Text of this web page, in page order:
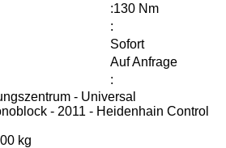
:130 Nm
:
Sofort
Auf Anfrage
:
- Universal
- 2011 - Heidenhain Control
kg